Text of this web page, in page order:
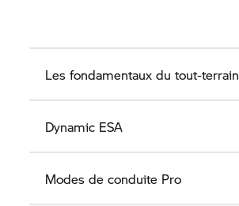
Les fondamentaux du tout-terrain
Dynamic ESA
Modes de conduite Pro